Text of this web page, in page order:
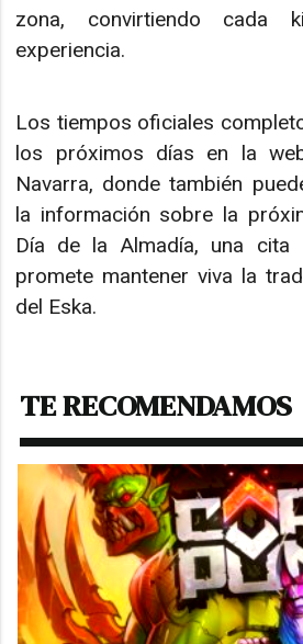
zona, convirtiendo cada
experiencia.
Los tiempos oficiales
los próximos días en la
Navarra, donde también
la información sobre la
Día de la Almadía, una cita
promete mantener viva la
del Eska.
TE RECOMENDAMOS